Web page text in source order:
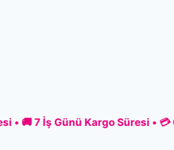
7 İş Günü Kargo Süresi • 💳